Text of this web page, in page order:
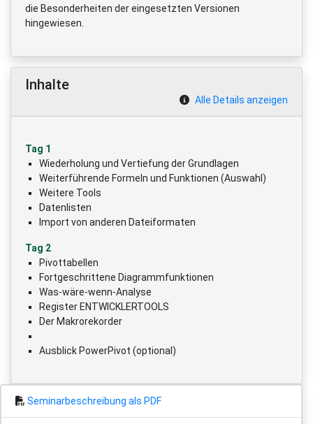
die Besonderheiten der eingesetzten Versionen
hingewiesen.
Inhalte
Alle Details anzeigen
Tag 1
Wiederholung und Vertiefung der Grundlagen
Weiterführende Formeln und Funktionen (Auswahl)
Weitere Tools
Datenlisten
Import von anderen Dateiformaten
Tag 2
Pivottabellen
Fortgeschrittene Diagrammfunktionen
Was-wäre-wenn-Analyse
Register ENTWICKLERTOOLS
Der Makrorekorder
Ausblick PowerPivot (optional)
Seminarbeschreibung als PDF